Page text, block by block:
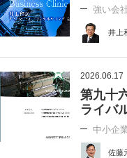
強い会
井上
2026.06.17
第九十
ライバ
中小企
佐藤